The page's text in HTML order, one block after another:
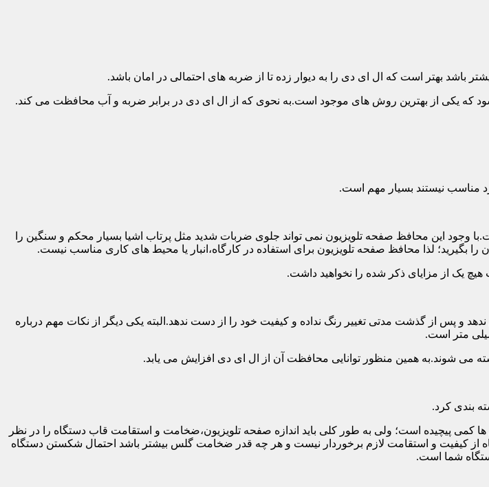
باشد بهتر است که ال ای دی را به دیوار زده تا از ضربه های احتمالی در امان باشد.
که یکی از بهترین روش های موجود است.به نحوی که از ال ای دی در برابر ضربه و آب محافظت می کند.
مناسب نیستند بسیار مهم است.
وجود این محافظ صفحه تلویزیون نمی تواند جلوی ضربات شدید مثل پرتاب اشیا بسیار محکم و سنگین را
لذا محافظ صفحه تلویزیون برای استفاده در کارگاه،انبار یا محیط های کاری مناسب نیست.
یک از مزایای ذکر شده را نخواهید داشت.
و پس از گذشت مدتی تغییر رنگ نداده و کیفیت خود را از دست ندهد.البته یکی دیگر از نکات مهم درباره
می شوند.به همین منظور توانایی محافظت آن از ال ای دی افزایش می یابد.
بندی کرد.
مورد ضخامت گلس ها کمی پیچیده است؛ ولی به طور کلی باید اندازه صفحه تلویزیون،ضخامت و استقامت قاب دستگاه را در نظر
از کیفیت و استقامت لازم برخوردار نیست و هر چه قدر ضخامت گلس بیشتر باشد احتمال شکستن دستگاه
شما است.